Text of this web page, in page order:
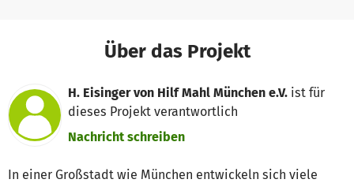
Über das Projekt
H. Eisinger von Hilf Mahl München e.V. ist für
dieses Projekt verantwortlich
Nachricht schreiben
In einer Großstadt wie München entwickeln sich viele